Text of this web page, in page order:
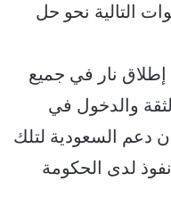
التالية نحو حل
نار في جميع
الثقة والدخول في
دعم السعودية لتلك
لدى الحكومة